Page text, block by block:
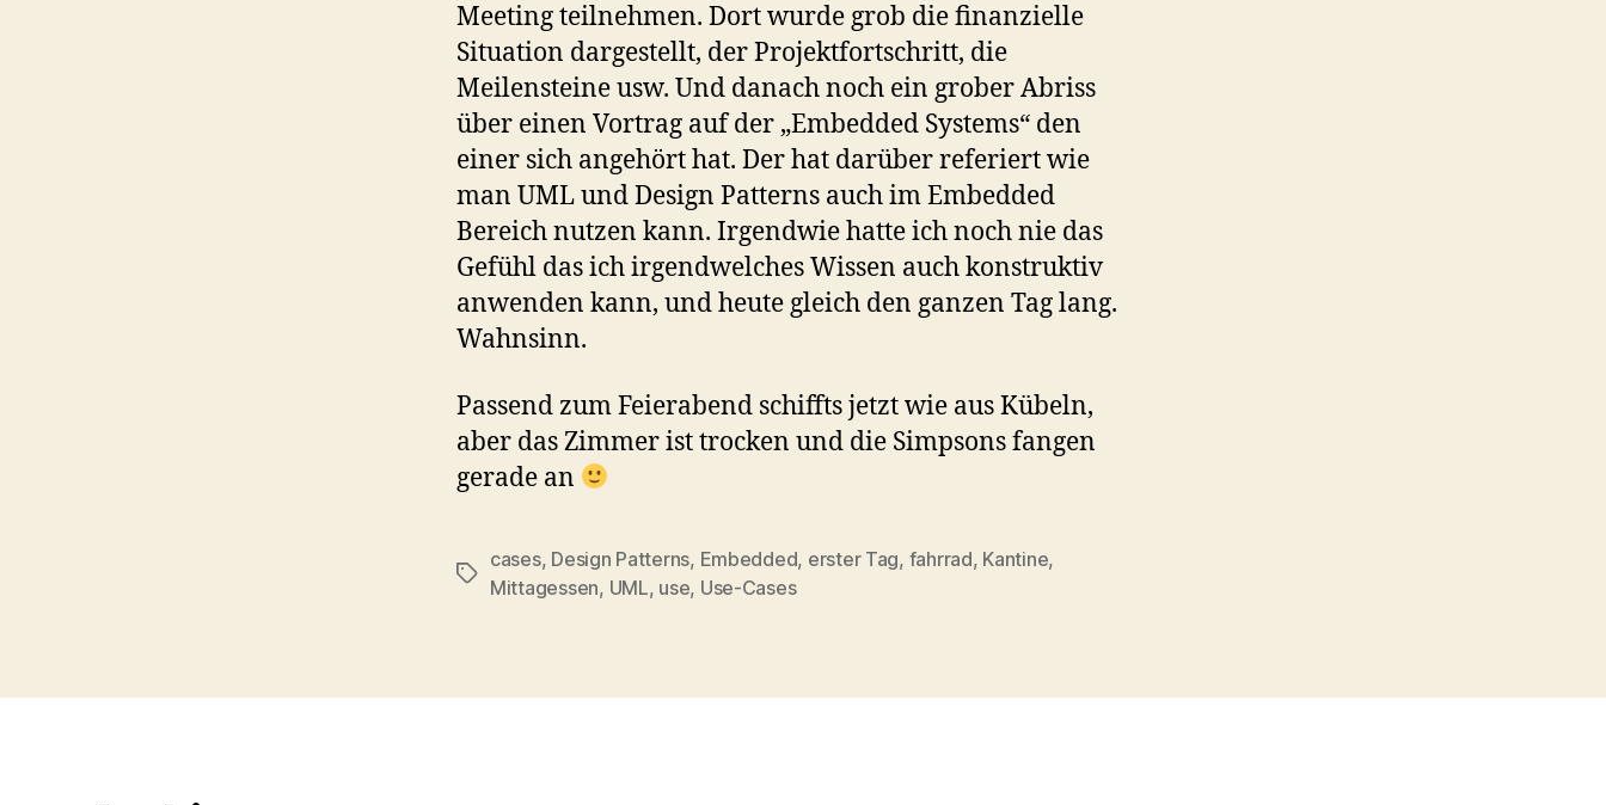
Meeting teilnehmen. Dort wurde grob die finanzielle
Situation dargestellt, der Projektfortschritt, die
Meilensteine usw. Und danach noch ein grober Abriss
über einen Vortrag auf der „Embedded Systems“ den
einer sich angehört hat. Der hat darüber referiert wie
man UML und Design Patterns auch im Embedded
Bereich nutzen kann. Irgendwie hatte ich noch nie das
Gefühl das ich irgendwelches Wissen auch konstruktiv
anwenden kann, und heute gleich den ganzen Tag lang.
Wahnsinn.
Passend zum Feierabend schiffts jetzt wie aus Kübeln,
aber das Zimmer ist trocken und die Simpsons fangen
gerade an
Schlagwörter
cases, Design Patterns, Embedded, erster Tag, fahrrad, Kantine,
Mittagessen, UML, use, Use-Cases